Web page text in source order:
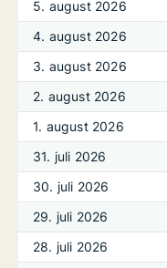
5. august 2026
4. august 2026
3. august 2026
2. august 2026
1. august 2026
31. juli 2026
30. juli 2026
29. juli 2026
28. juli 2026